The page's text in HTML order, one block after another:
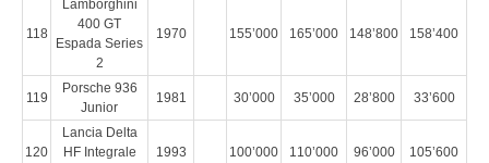
118
Lamborghini
400 GT
Espada Series
2
1970 155’000 165’000 148’800 158’400
119
Porsche 936
Junior
1981 30’000 35’000 28’800 33’600
120
Lancia Delta
HF Integrale
1993 100’000 110’000 96’000 105’600